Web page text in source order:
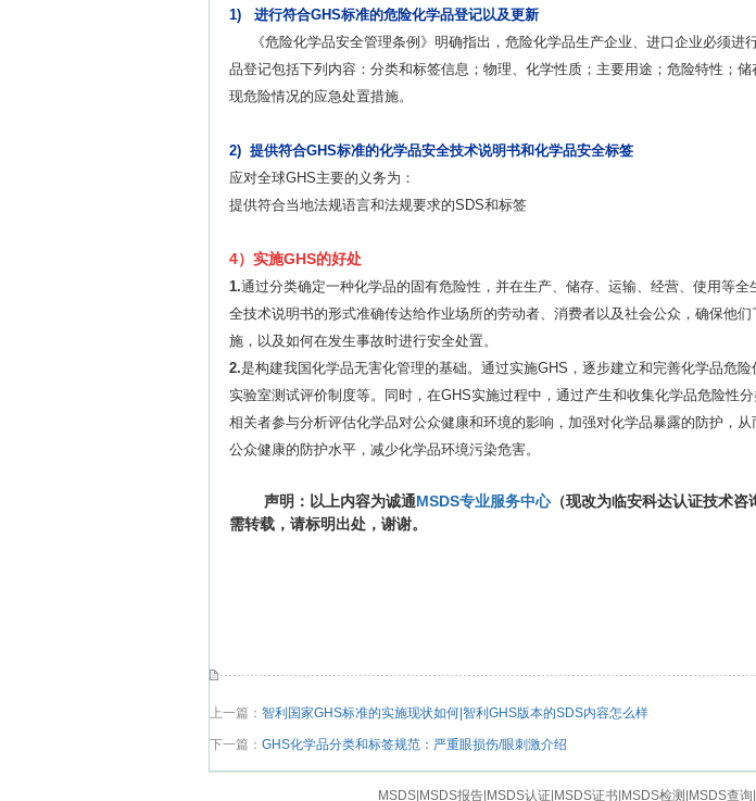
1) 进行符合GHS标准的危险化学品登记以及更新
《危险化学品安全管理条例》明确指出，危险化学品生产企业、进口企业必须进
品登记包括下列内容：分类和标签信息；物理、化学性质；主要用途；危险特性；
现危险情况的应急处置措施。
2) 提供符合GHS标准的化学品安全技术说明书和化学品安全标签
应对全球GHS主要的义务为：
提供符合当地法规语言和法规要求的SDS和标签
4）实施GHS的好处
1.通过分类确定一种化学品的固有危险性，并在生产、储存、运输、经营、使用等
全技术说明书的形式准确传达给作业场所的劳动者、消费者以及社会公众，确保他
施，以及如何在发生事故时进行安全处置。
2.是构建我国化学品无害化管理的基础。通过实施GHS，逐步建立和完善化学品危
实验室测试评价制度等。同时，在GHS实施过程中，通过产生和收集化学品危险性
相关者参与分析评估化学品对公众健康和环境的影响，加强对化学品暴露的防护，
公众健康的防护水平，减少化学品环境污染危害。
声明：以上内容为诚通MSDS专业服务中心（现改为临安科达认证技术咨
需转载，请标明出处，谢谢。
上一篇： 智利国家GHS标准的实施现状如何|智利GHS版本的SDS内容怎么样
下一篇： GHS化学品分类和标签规范：严重眼损伤/眼刺激介绍
MSDS|MSDS报告|MSDS认证|MSDS证书|MSDS检测|MSDS查